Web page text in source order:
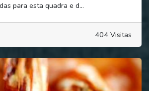
para esta quadra e d...
404 Visitas